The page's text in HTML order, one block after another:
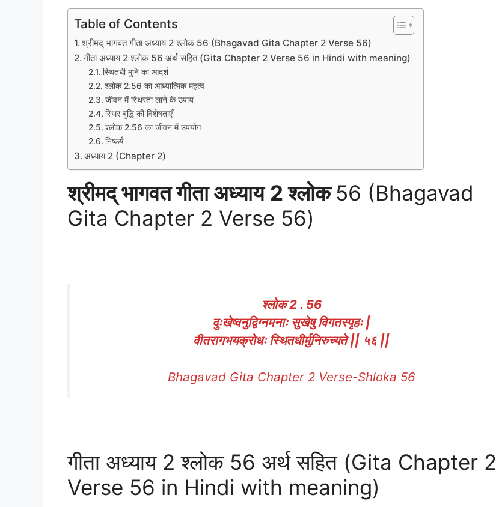
Table of Contents
श्रीमद् भागवत गीता अध्याय 2 श्लोक 56 (Bhagavad Gita Chapter 2 Verse 56)
गीता अध्याय 2 श्लोक 56 अर्थ सहित (Gita Chapter 2 Verse 56 in Hindi with meaning)
स्थितधी मुनि का आदर्श
श्लोक 2.56 का आध्यात्मिक महत्व
जीवन में स्थिरता लाने के उपाय
स्थिर बुद्धि की विशेषताएँ
श्लोक 2.56 का जीवन में उपयोग
निष्कर्ष
अध्याय 2 (Chapter 2)
श्रीमद् भागवत गीता अध्याय 2 श्लोक56 (Bhagavad
Gita Chapter 2 Verse 56)
श्लोक 2 . 56
दुःखेष्वनुद्विग्नमनाः सुखेषु विगतस्पृहः |
वीतरागभयक्रोधः स्थितधीर्मुनिरुच्यते || ५६ ||
Bhagavad Gita Chapter 2 Verse-Shloka 56
गीता अध्याय 2 श्लोक 56 अर्थ सहित (Gita Chapter 2
Verse 56 in Hindi with meaning)